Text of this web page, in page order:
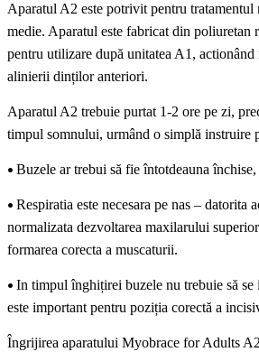
Aparatul A2 este potrivit pentru tratamentul
medie. Aparatul este fabricat din
pentru utilizare după unitatea A1, actionând
alinierii dinților anteriori.
Aparatul A2 trebuie purtat 1-2 ore pe zi,
timpul somnului, urmând o simplă instruire
• Buzele ar trebui să fie întotdeauna
• Respiratia este necesara pe nas – datorita
normalizata dezvoltarea maxilarului
formarea corecta a muscaturii.
• In timpul înghițirei buzele nu trebuie să se
este important pentru poziția corectă a
Îngrijirea aparatului Myobrace for Adults